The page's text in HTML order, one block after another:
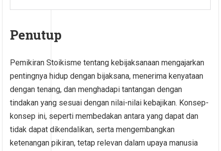
Penutup
Pemikiran Stoikisme tentang kebijaksanaan mengajarkan
pentingnya hidup dengan bijaksana, menerima kenyataan
dengan tenang, dan menghadapi tantangan dengan
tindakan yang sesuai dengan nilai-nilai kebajikan. Konsep-
konsep ini, seperti membedakan antara yang dapat dan
tidak dapat dikendalikan, serta mengembangkan
ketenangan pikiran, tetap relevan dalam upaya manusia